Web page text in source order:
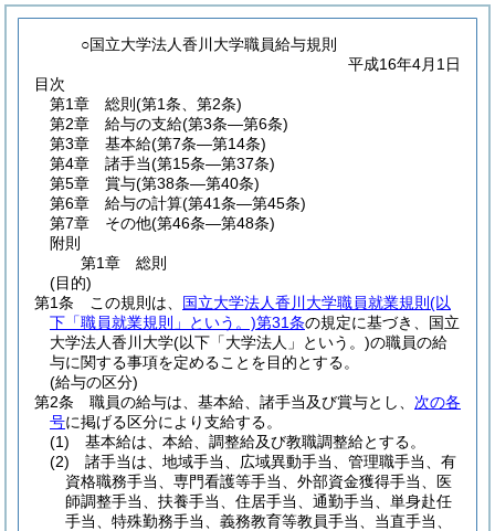
○国立大学法人香川大学職員給与規則
平成16年4月1日
目次
第1章
総則 (第1条、第2条)
第2章
給与の支給(第3条―第6条)
第3章
基本給(第7条―第14条)
第4章
諸手当(第15条―第37条)
第5章
賞与(第38条―第40条)
第6章
給与の計算(第41条―第45条)
第7章
その他(第46条―第48条)
附則
第1章
総則
(目的)
第1条
この規則は、 国立大学法人香川大学職員就業規則 (以
下「職員就業規則」という。)第31条の規定に基づき、国立
大学法人香川大学(以下「大学法人」という。)の職員の給
与に関する事項を定めることを目的とする。
(給与の区分)
第2条
職員の給与は、基本給、諸手当及び賞与とし、 次の各
号に掲げる区分により支給する。
(1)
基本給は、本給、調整給及び教職調整給とする。
(2)
諸手当は、地域手当、広域異動手当、管理職手当、有
資格職務手当、専門看護等手当、外部資金獲得手当、医
師調整手当、扶養手当、住居手当、通勤手当、単身赴任
手当、特殊勤務手当、義務教育等教員手当、当直手当、